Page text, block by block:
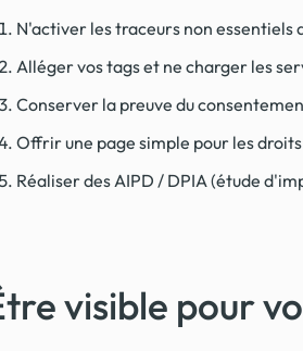
N'activer les traceurs non
Alléger vos tags et ne charger les
Conserver la preuve du
Offrir une page simple pour les
Réaliser des AIPD / DPIA (étude
visible pour